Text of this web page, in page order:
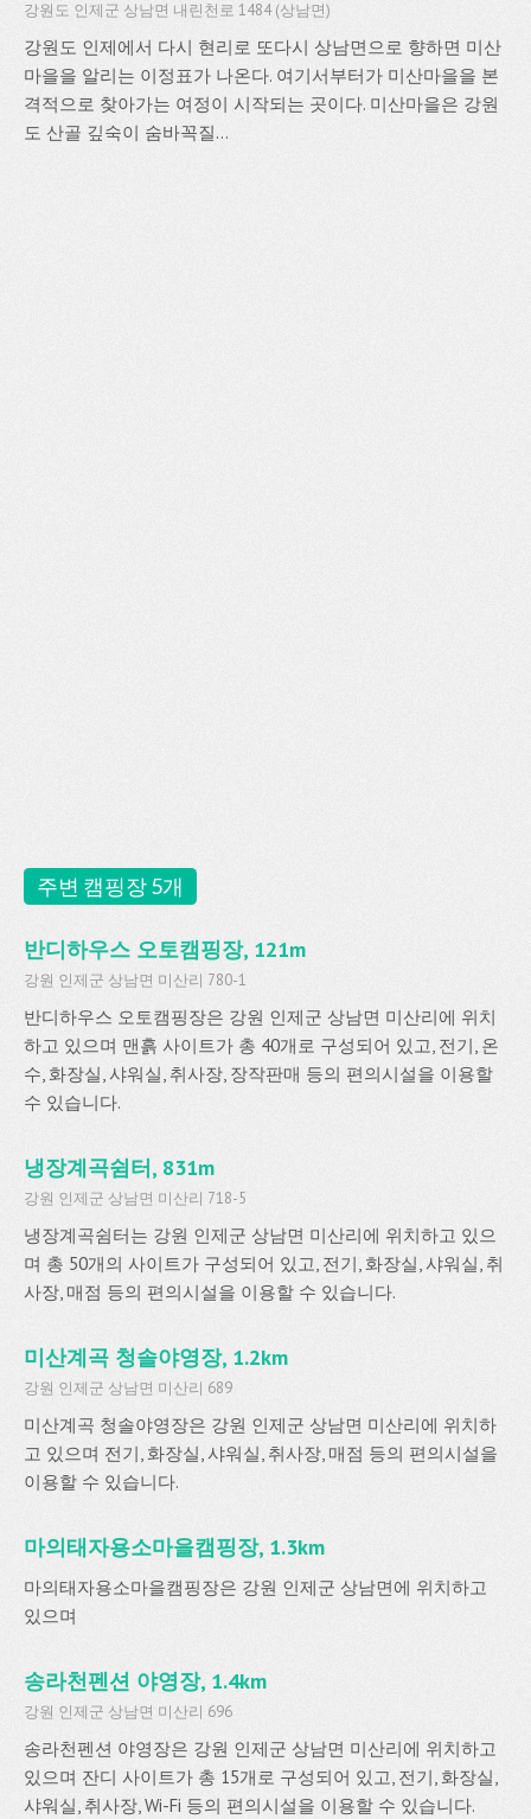
강원도 인제군 상남면 내린천로 1484 (상남면)
강원도 인제에서 다시 현리로 또다시 상남면으로 향하면 미산
마을을 알리는 이정표가 나온다. 여기서부터가 미산마을을 본
격적으로 찾아가는 여정이 시작되는 곳이다. 미산마을은 강원
도 산골 깊숙이 숨바꼭질...
주변 캠핑장 5개
반디하우스 오토캠핑장, 121m
강원 인제군 상남면 미산리 780-1
반디하우스 오토캠핑장은 강원 인제군 상남면 미산리에 위치
하고 있으며 맨흙 사이트가 총 40개로 구성되어 있고, 전기, 온
수, 화장실, 샤워실, 취사장, 장작판매 등의 편의시설을 이용할
수 있습니다.
냉장계곡쉼터, 831m
강원 인제군 상남면 미산리 718-5
냉장계곡쉼터는 강원 인제군 상남면 미산리에 위치하고 있으
며 총 50개의 사이트가 구성되어 있고, 전기, 화장실, 샤워실, 취
사장, 매점 등의 편의시설을 이용할 수 있습니다.
미산계곡 청솔야영장, 1.2km
강원 인제군 상남면 미산리 689
미산계곡 청솔야영장은 강원 인제군 상남면 미산리에 위치하
고 있으며 전기, 화장실, 샤워실, 취사장, 매점 등의 편의시설을
이용할 수 있습니다.
마의태자용소마을캠핑장, 1.3km
마의태자용소마을캠핑장은 강원 인제군 상남면에 위치하고
있으며
송라천펜션 야영장, 1.4km
강원 인제군 상남면 미산리 696
송라천펜션 야영장은 강원 인제군 상남면 미산리에 위치하고
있으며 잔디 사이트가 총 15개로 구성되어 있고, 전기, 화장실,
샤워실, 취사장, Wi-Fi 등의 편의시설을 이용할 수 있습니다.